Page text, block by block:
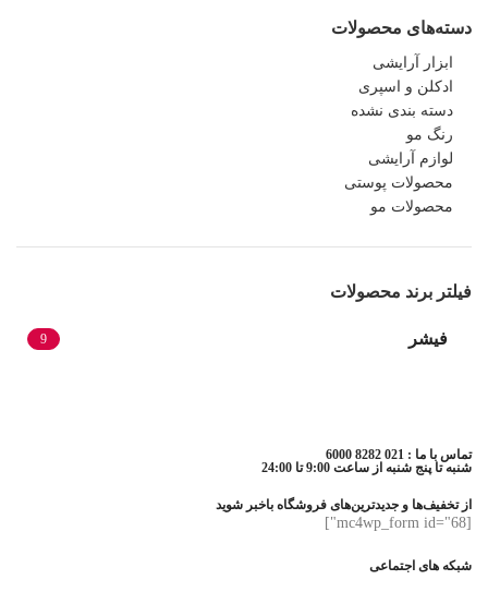
دسته‌های محصولات
ابزار آرایشی
ادکلن و اسپری
دسته بندی نشده
رنگ مو
لوازم آرایشی
محصولات پوستی
محصولات مو
فیلتر برند محصولات
فیشر 9
تماس با ما : 021 8282 6000
شنبه تا پنج شنبه از ساعت 9:00 تا 24:00
از تخفیف‌ها و جدیدترین‌های فروشگاه باخبر شوید
[mc4wp_form id="68"]
شبکه های اجتماعی